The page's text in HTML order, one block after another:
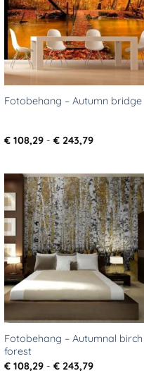
Fotobehang – Autumn bridge
€ 108,29 - € 243,79Prijsklasse:
Toevoegen
aan
verlanglijst
Fotobehang – Autumnal birch
forest
€ 108,29 - € 243,79Prijsklasse: